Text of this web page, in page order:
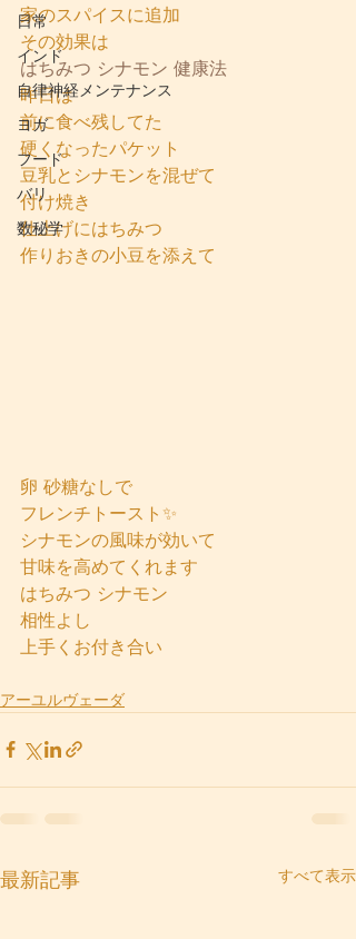
日常
インド
自律神経メンテナンス
ヨガ
フード
バリ
数秘学
家のスパイスに追加
その効果は
はちみつ シナモン 健康法
昨日は
前に食べ残してた
硬くなったパケット
豆乳とシナモンを混ぜて
付け焼き
仕上げにはちみつ
作りおきの小豆を添えて
卵 砂糖なしで
フレンチトースト✨
シナモンの風味が効いて
甘味を高めてくれます
はちみつ シナモン
相性よし
上手くお付き合い
アーユルヴェーダ
最新記事 すべて表示